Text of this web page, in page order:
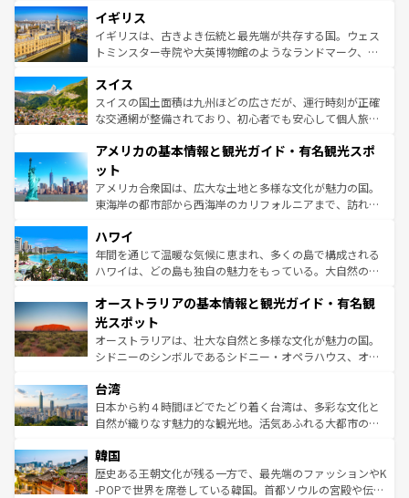
香り高いラベンダー畑など、多彩な楽しみ方が可能だ。さ
らに、パリ以外の地域にも魅力が溢れており、どの街角に
も豊かな歴史と文化が息づいている。パリ以外の個性あふ
を参照してほしい。
顔を持つこの国は、どこを歩いても飽きることがない。ベ
ルリンの文化的活気、バイエルン州のアルプスの絶景、そ
してライン川沿いのワイン畑といった風景は必見。ビール
は、お酒好きな人にはぜひ体験してほしい。 なお、新着の
ドイツ情報はコンテンツ一覧を参照してほしい。
イギリス
イギリスは、古きよき伝統と最先端が共存する国。ウェス
トミンスター寺院や大英博物館のようなランドマーク、歴
リアごとに異なる魅力がある。また、優雅なアフタヌーン
ティー、ビール好きにはたまらない英国パブ、サッカー観
戦など、本場だからこそできる体験も豊富。イギリスを旅
ンツ一覧を参照してほしい。
スイス
スイスの国土面積は九州ほどの広さだが、運行時刻が正確
な交通網が整備されており、初心者でも安心して個人旅行
の建物がそのまま残る町や、スイスならではのユニークな
博物館もあり、アルプス観光だけでなく町歩きも満喫する
ことができる。国民の所得が高いため物価も高いが、旅行
者向けの交通パス提供のサービスもあり、うまく活用すれ
着のスイス情報は
アメリカの基本情報と観光ガイド・有名観光スポ
ット
アメリカ合衆国は、広大な土地と多様な文化が魅力の国。
東海岸の都市部から西海岸のカリフォルニアまで、訪れる
のような巨大都市は、観光、ショッピング、エンターテイ
ンメントが詰まった刺激的なスポットだ。一方、アメリカ
西部には大自然が広がり、グランドキャニオンやイエロー
部のニューオーリンズでは、音楽と美食が融合した独特の
文化が魅力。旅行者はアメリカの各地域で異なる魅力を楽
しみながら、その多様性と豊かな歴史を感じることができ
るだろう。車でのロードトリップや列車の旅も、アメリカ
情報は
ハワイ
年間を通じて温暖な気候に恵まれ、多くの島で構成される
ハワイは、どの島も独自の魅力をもっている。大自然の神
ワイ島は見逃せない。また、定番の観光地といえばオアフ
島だが、静かな自然を求めるならマウイ島やカウアイ島が
おすすめ。エメラルドグリーンに輝く海をはじめ、豊かな
文化や歴史が息づいている。「アロハスピリット」と呼ば
人々、おいしいローカルフードやハワイアンミュージッ
ク、伝統的なフラダンスなど、すべてがハワイの魅力を彩
っている。訪れるたびに新しい発見と感動が待っているハ
はコンテンツ一覧
オーストラリアの基本情報と観光ガイド・有名観
光スポット
オーストラリアは、壮大な自然と多様な文化が魅力の国。
シドニーのシンボルであるシドニー・オペラハウス、オー
リアリーフや大陸中央部にそびえるウルル（エアーズロッ
ク）、タスマニアの美しい原生林やケアンズの熱帯雨林な
ど、見どころがたくさん。また、カフェやワイン、オージ
いる。アクティビティも充実しており、サーフィンやダイ
ビング、ハイキングなど、アウトドア好きにはたまらな
い。オーストラリアの多彩な魅力を存分に味わいつくそ
台湾
日本から約４時間ほどでたどり着く台湾は、多彩な文化と
自然が織りなす魅力的な観光地。活気あふれる大都市の台
ン）、静ひつな山岳地帯である台湾東部など、都市の喧騒
と山間の静けさが共存しており、訪れる人に新しい発見と
驚きをもたらしてくれる。また、奥深い台湾の食文化も魅
韓国
歴史ある王朝文化が残る一方で、最先端のファッションやK
-POPで世界を席巻している韓国。首都ソウルの宮殿や伝統